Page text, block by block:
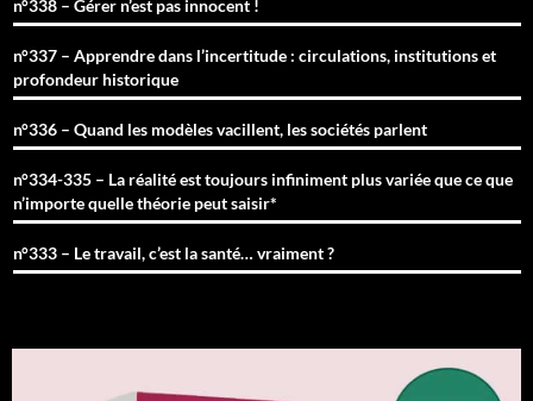
n°338 – Gérer n’est pas innocent !
n°337 – Apprendre dans l’incertitude : circulations, institutions et
profondeur historique
n°336 – Quand les modèles vacillent, les sociétés parlent
n°334-335 – La réalité est toujours infiniment plus variée que ce que
n’importe quelle théorie peut saisir*
n°333 – Le travail, c’est la santé… vraiment ?